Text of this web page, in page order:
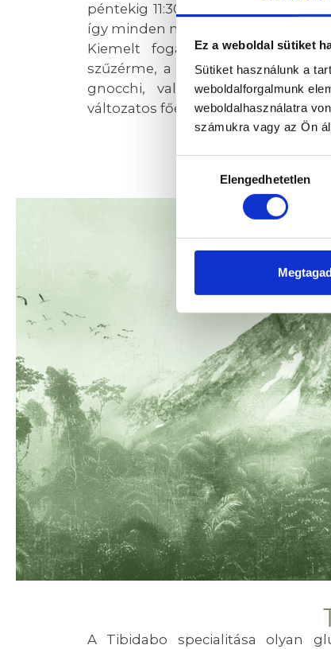
Ez a weboldal sütiket
Sütiket használunk a
weboldalforgalmunk
weboldalhasználatra
számukra vagy az Ön
kiválasztásaElengedhetetlen
péntekig 11:30 és 15:00 között
így minden napszakban változatos
Kiemelt fogásaink közé
szűzérme, a csicseriborsó-
gnocchi, valamint a három
változatos főétel-kínálat
A Tibidabo specialitása olyan